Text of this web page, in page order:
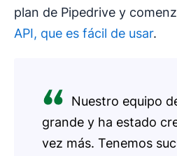
Nuestro equipo
grande y ha estado
vez más. Tenemos
plan de Pipedrive y
API, que es fácil de usar.